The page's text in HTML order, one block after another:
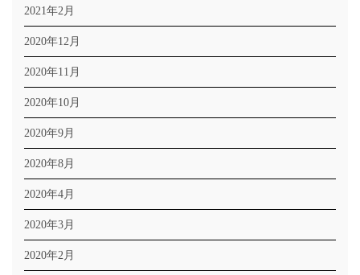
2021年2月
2020年12月
2020年11月
2020年10月
2020年9月
2020年8月
2020年4月
2020年3月
2020年2月